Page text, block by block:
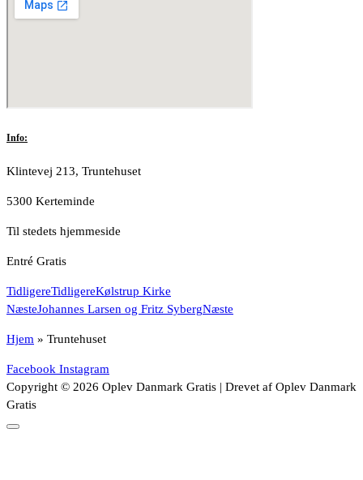
Info:
Klintevej 213, Truntehuset
5300 Kerteminde
Til stedets hjemmeside
Entré Gratis
TidligereTidligereKølstrup Kirke
NæsteJohannes Larsen og Fritz SybergNæste
Hjem » Truntehuset
Facebook Instagram
Copyright © 2026 Oplev Danmark Gratis | Drevet af Oplev Danmark
Gratis